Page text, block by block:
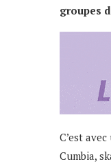
groupes
C’est
Cumbia,